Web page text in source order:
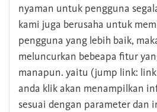
nyaman untuk pengguna
kami juga berusaha untuk
pengguna yang lebih baik,
meluncurkan bebeapa fitur
manapun. yaitu (jump link:
anda klik akan menampilkan
sesuai dengan parameter dan